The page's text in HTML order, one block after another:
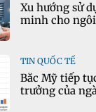
Xu hướng sử
minh cho
TIN QUỐC TẾ
Bắc Mỹ tiếp
trưởng của